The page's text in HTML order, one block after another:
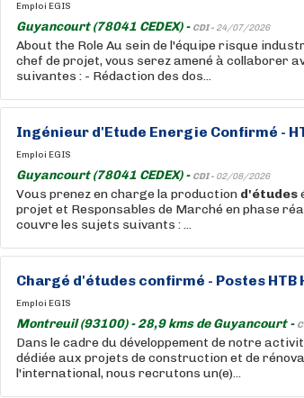
Emploi EGIS
Guyancourt (78041 CEDEX) - CDI - 24/07/2026
About the Role Au sein de l'équipe risque
chef de projet, vous serez amené à collaborer
suivantes : - Rédaction des dos...
Ingénieur d'Etude Energie Confirmé -
Emploi EGIS
Guyancourt (78041 CEDEX) - CDI - 02/08/2026
Vous prenez en charge la production d'études
projet et Responsables de Marché en phase
couvre les sujets suivants : ...
Chargé d'études confirmé - Postes HTB
Emploi EGIS
Montreuil (93100) - 28,9 kms de Guyancourt -
Dans le cadre du développement de notre
dédiée aux projets de construction et de
l'international, nous recrutons un(e)...